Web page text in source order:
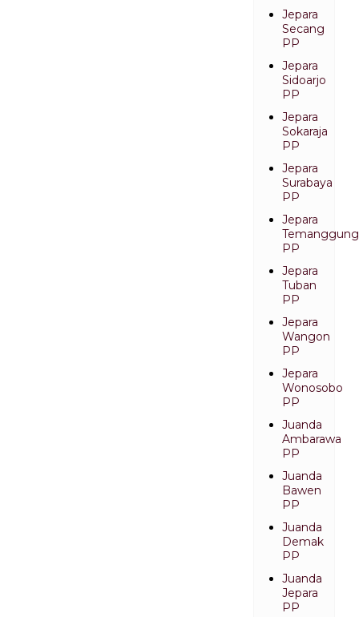
Jepara
Secang
PP
Jepara
Sidoarjo
PP
Jepara
Sokaraja
PP
Jepara
Surabaya
PP
Jepara
Temanggung
PP
Jepara
Tuban
PP
Jepara
Wangon
PP
Jepara
Wonosobo
PP
Juanda
Ambarawa
PP
Juanda
Bawen
PP
Juanda
Demak
PP
Juanda
Jepara
PP